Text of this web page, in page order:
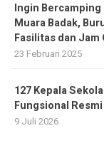
Ingin
Muara Badak,
Fasilitas dan Jam
23 Februari 2025
127 Kepala
Fungsional
9 Juli 2026